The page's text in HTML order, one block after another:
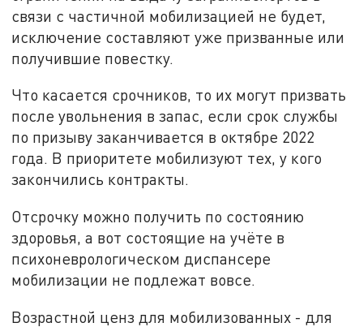
связи с частичной мобилизацией не будет,
исключение составляют уже призванные или
получившие повестку.
Что касается срочников, то их могут призвать
после увольнения в запас, если срок службы
по призыву заканчивается в октябре 2022
года. В приоритете мобилизуют тех, у кого
закончились контракты.
Отсрочку можно получить по состоянию
здоровья, а вот состоящие на учёте в
психоневрологическом диспансере
мобилизации не подлежат вовсе.
Возрастной ценз для мобилизованных - для